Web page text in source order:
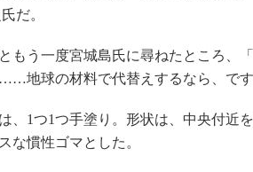
だ。
もう一度宮城島氏に尋ねたところ、
地球の材料で代替えするなら、です
1つ1つ手塗り。形状は、中央付近を
な慣性ゴマとした。